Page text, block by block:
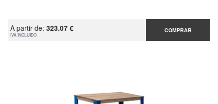
A partir de: 323.07 €
IVA INCLUIDO
COMPRAR